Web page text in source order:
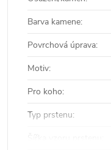
Barva kamene:
Povrchová úprava:
Motiv:
Pro koho:
Typ prstenu: